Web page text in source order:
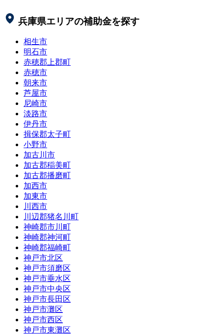
兵庫県エリアの補助金を探す
相生市
明石市
赤穂郡上郡町
赤穂市
朝来市
芦屋市
尼崎市
淡路市
伊丹市
揖保郡太子町
小野市
加古川市
加古郡稲美町
加古郡播磨町
加西市
加東市
川西市
川辺郡猪名川町
神崎郡市川町
神崎郡神河町
神崎郡福崎町
神戸市北区
神戸市須磨区
神戸市垂水区
神戸市中央区
神戸市長田区
神戸市灘区
神戸市西区
神戸市東灘区